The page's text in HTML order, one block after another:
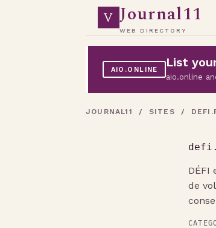
V Journal11
WEB DIRECTORY
AIO.ONLINE List
aio.online
JOURNAL11 / SITES /
DÉFI
de